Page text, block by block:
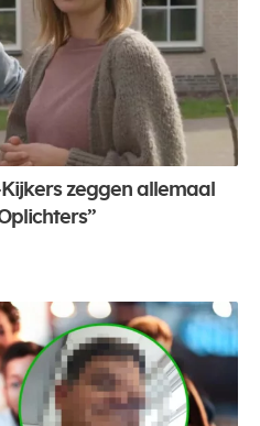
zeggen allemaal